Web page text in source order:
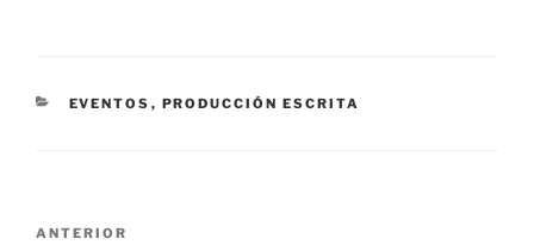
CATEGORÍAS
EVENTOS , PRODUCCIÓN ESCRITA
Navegación
Entrada
ANTERIOR